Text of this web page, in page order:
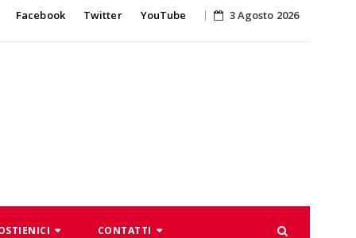
Skip
Facebook Twitter YouTube 3 Agosto 2026
CONTATTI